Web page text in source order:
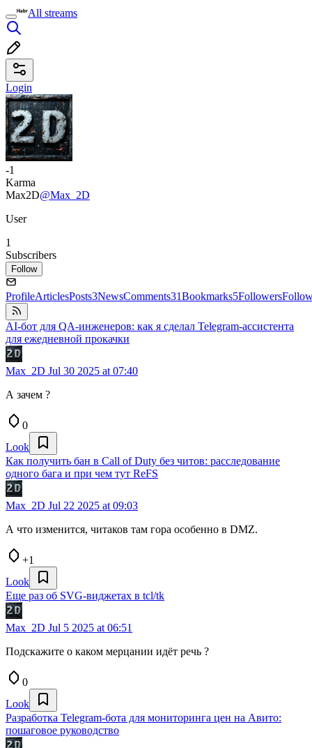
All streams
Login
-1
Karma
Max2D@Max_2D
User
1
Subscribers
Follow
ProfileArticlesPosts3NewsComments31Bookmarks5Followers
AI-бот для QA-инженеров: как я сделал Telegram-ассистента
для ежедневной прокачки
Max_2D Jul 30 2025 at 07:40
А зачем ?
0
Look
Как получить бан в Call of Duty без читов: расследование
одного бага и при чем тут ReFS
Max_2D Jul 22 2025 at 09:03
А что изменится, читаков там гора особенно в DMZ.
+1
Look
Еще раз об SVG-виджетах в tcl/tk
Max_2D Jul 5 2025 at 06:51
Подскажите о каком мерцании идёт речь ?
0
Look
Разработка Telegram-бота для мониторинга цен на Авито:
пошаговое руководство